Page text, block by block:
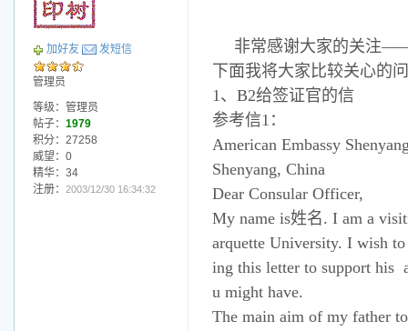
加好友 发短信
管理员
等级：管理员
帖子： 1979
积分：27258
威望：0
精华：34
注册： 2003/12/30 16:34:32
非常感谢大家的关注
下面我将大家比较关心
1、B2给签证官的信
参考信1：
American Embassy
Shenyang, China
Dear Consular Officer,
My name is姓名. I am a
arquette University. I wish
ing this letter to support his
u might have.
The main aim of my father